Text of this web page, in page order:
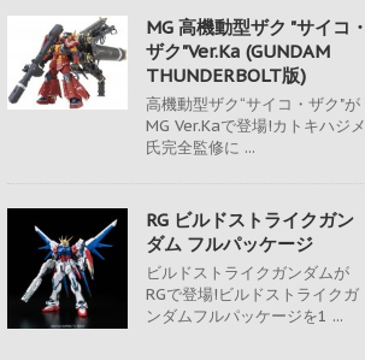
MG 高機動型ザク "サイコ・
ザク"Ver.Ka (GUNDAM
THUNDERBOLT版)
高機動型ザク“サイコ・ザク"が
MG Ver.Kaで登場!カトキハジメ
氏完全監修に ...
RG ビルドストライクガン
ダム フルパッケージ
ビルドストライクガンダムが
RGで登場!ビルドストライクガ
ンダムフルパッケージを1 ...